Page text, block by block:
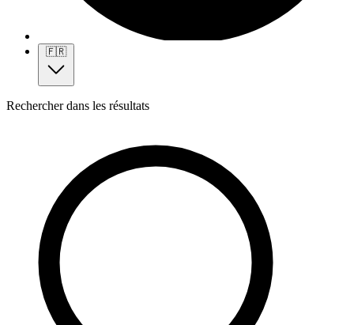
🇫🇷
Rechercher dans les résultats